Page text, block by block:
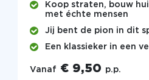
Koop straten, bouw
met échte mensen
Jij bent de pion in dit
Een klassieker in een
Vanaf € 9,50 p.p.